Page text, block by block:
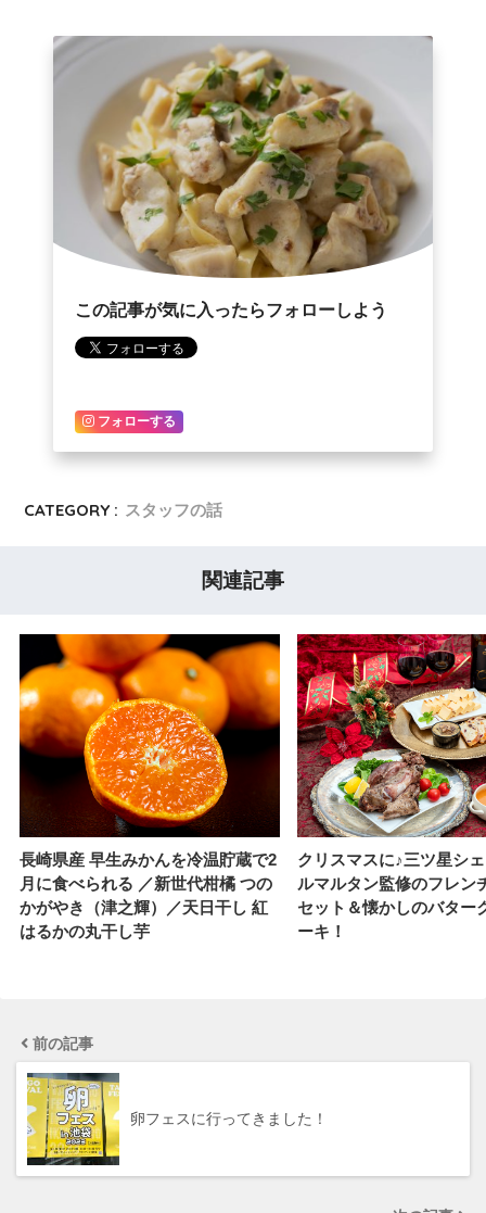
この記事が気に入ったらフォローしよう
フォローする
CATEGORY : スタッフの話
関連記事
長崎県産 早生みかんを冷温貯蔵で2
月に食べられる ／新世代柑橘 つの
かがやき（津之輝）／天日干し 紅
はるかの丸干し芋
クリスマスに♪三ツ星シ
ルマルタン監修のフレン
セット＆懐かしのバター
ーキ！
前の記事
卵フェスに行ってきました！